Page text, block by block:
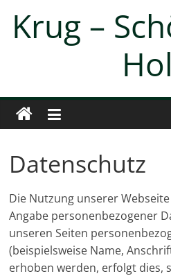
Inhalt
springen
Krug –
Datenschutz
Die Nutzung unserer
Angabe personenbezogener
unseren Seiten
(beispielsweise Name,
erhoben werden, erfolgt dies,